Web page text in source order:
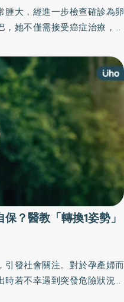
大，經進一步檢查確診為卵
她不僅需接受癌症治療，也
隨後以化學治療控制病情，待
進行完整卵巢癌分期手術。
？醫教「轉換1姿勢」
引發社會關注。對於孕產婦而
若不幸遇到突發危險狀況，